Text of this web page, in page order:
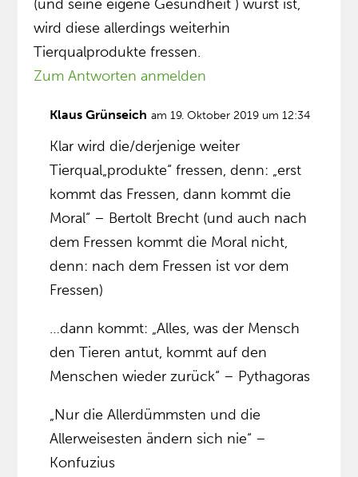
(und seine eigene Gesundheit ) wurst ist,
wird diese allerdings weiterhin
Tierqualprodukte fressen.
Zum Antworten anmelden
Klaus Grünseich am 19. Oktober 2019 um 12:34
Klar wird die/derjenige weiter
Tierqual„produkte“ fressen, denn: „erst
kommt das Fressen, dann kommt die
Moral“ – Bertolt Brecht (und auch nach
dem Fressen kommt die Moral nicht,
denn: nach dem Fressen ist vor dem
Fressen)
…dann kommt: „Alles, was der Mensch
den Tieren antut, kommt auf den
Menschen wieder zurück“ – Pythagoras
„Nur die Allerdümmsten und die
Allerweisesten ändern sich nie“ –
Konfuzius